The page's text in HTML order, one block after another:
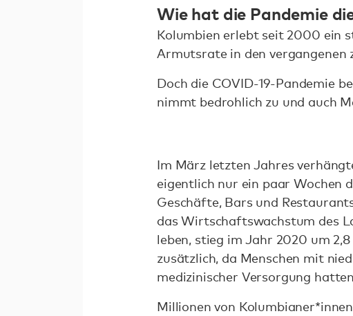
Wie hat die Pandemie
Kolumbien erlebt seit 2000 ein
Armutsrate in den vergangenen
Doch die COVID-19-Pandemie
nimmt bedrohlich zu und auch
Im März letzten Jahres
eigentlich nur ein paar Wochen
Geschäfte, Bars und
das Wirtschaftswachstum des
leben, stieg im Jahr 2020 um
zusätzlich, da Menschen mit
medizinischer Versorgung
Millionen von